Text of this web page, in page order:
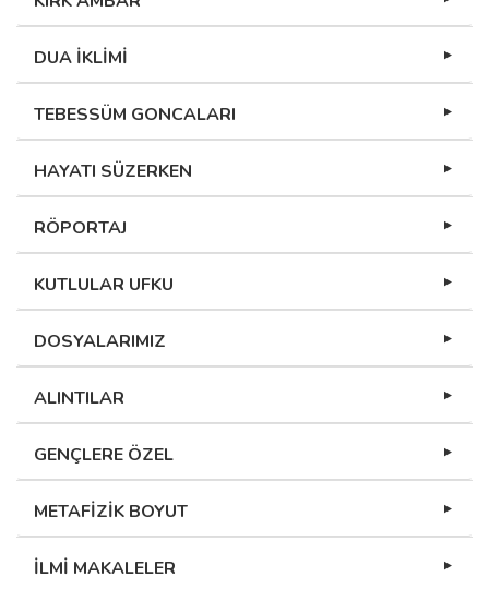
DUA İKLİMİ
TEBESSÜM GONCALARI
HAYATI SÜZERKEN
RÖPORTAJ
KUTLULAR UFKU
DOSYALARIMIZ
ALINTILAR
GENÇLERE ÖZEL
METAFİZİK BOYUT
İLMİ MAKALELER